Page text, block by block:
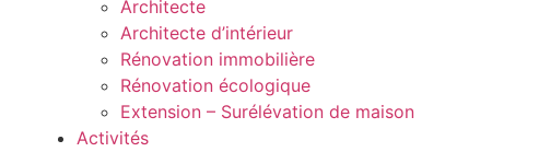
Architecte
Architecte d’intérieur
Rénovation immobilière
Rénovation écologique
Extension – Surélévation de maison
Activités